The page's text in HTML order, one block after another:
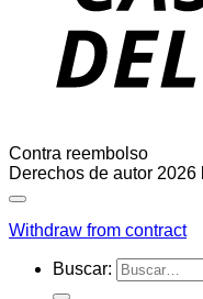
Contra reembolso
Derechos de autor 2026
Withdraw from contract
Buscar: